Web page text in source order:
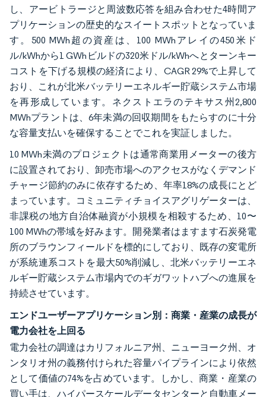
し、アービトラージと周波数応答を組み合わせた4時間ア
プリケーションの歴史的なスイートスポットとなっていま
す。500 MWh超の資産は、100 MWhアレイの450米ド
ル/kWhから1 GWhビルドの320米ドル/kWhへとターンキー
コストを下げる規模の経済により、CAGR 29%で上昇して
おり、これが北米バッテリーエネルギー貯蔵システム市場
を再形成しています。ネクストエラのテキサス州2,800
MWhプラントは、6年未満の回収期間をもたらすのに十分
な容量支払いを確保することでこれを実証しました。
10 MWh未満のプロジェクトは通常商業用メーターの後方
に設置されており、卸売市場へのアクセスがなくデマンド
チャージ節約のみに依存するため、年率18%の成長にとど
まっています。コミュニティチョイスアグリゲーターは、
非課税の地方自治体融資が小規模を相殺するため、10〜
100 MWhの帯域を好みます。開発業者はますます石炭発電
所のブラウンフィールドを標的にしており、既存の変電所
が系統連系コストを最大50%削減し、北米バッテリーエネ
ルギー貯蔵システム市場内でのギガワットハブへの進展を
持続させています。
エンドユーザーアプリケーション別：商業・産業の成長が
電力会社を上回る
電力会社の調達はカリフォルニア州、ニューヨーク州、オ
ンタリオ州の義務付けられた容量パイプラインにより依然
として価値の74%を占めています。しかし、商業・産業の
買い手は、ハイパースケールデータセンターと自動車メー